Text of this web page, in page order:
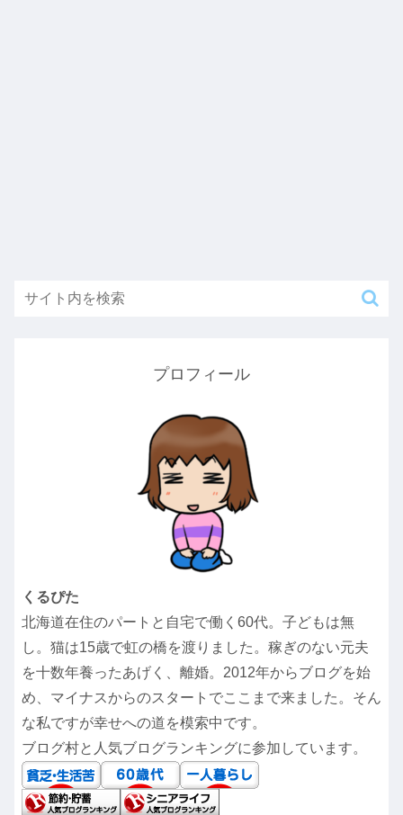
プロフィール
くるぴた
北海道在住のパートと自宅で働く60代。子どもは無
し。猫は15歳で虹の橋を渡りました。稼ぎのない元夫
を十数年養ったあげく、離婚。2012年からブログを始
め、マイナスからのスタートでここまで来ました。そん
な私ですが幸せへの道を模索中です。
ブログ村と人気ブログランキングに参加しています。